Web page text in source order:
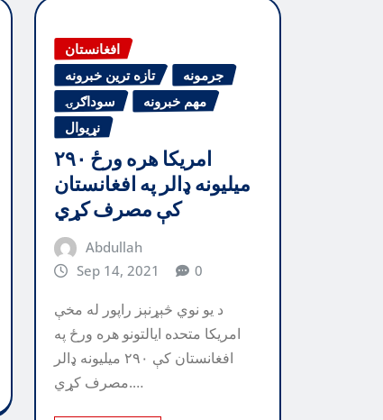
افغانستان
تازه ترین خبرونه
جرمونه
سوداګرۍ
مهم خبرونه
نړیوال
امریکا هره ورځ ۲۹۰
میلیونه ډالر په افغانستان
کې مصرف کړي
Abdullah
Sep 14, 2021
0
یو نوي څېړنېز راپور له مخې ‎‎‎‎‎‎‎د
امریکا متحده ایالتونو هره ورځ په
افغانستان کې ۲۹۰ میلیونه ډالر
مصرف کړي.…